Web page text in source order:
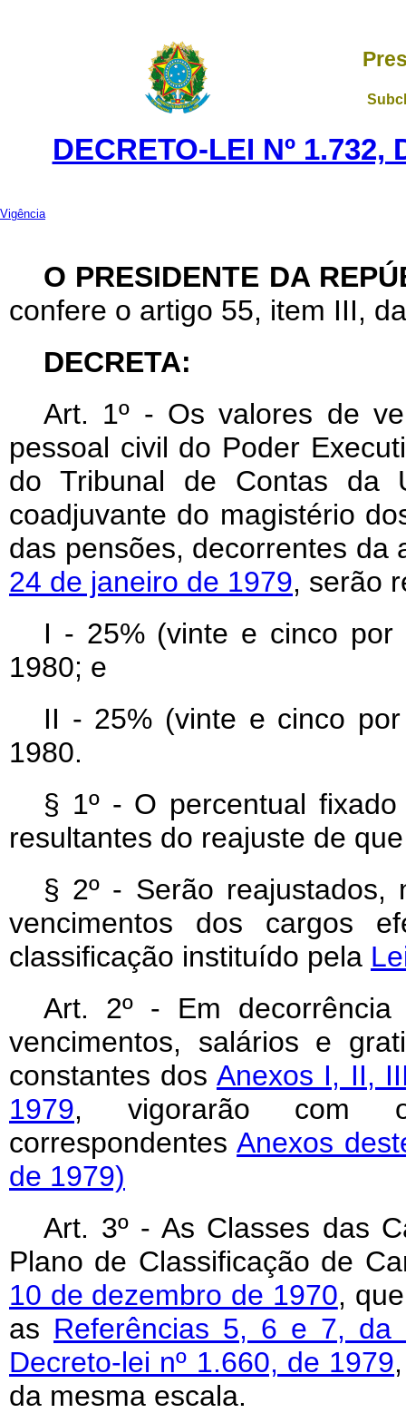
DECRETO-LEI Nº 1.732,
Vigência
O PRESIDENTE DA
confere o artigo 55, item III,
DECRETA:
Art. 1º - Os valores de
pessoal civil do Poder
do Tribunal de Contas da
coadjuvante do magistério
das pensões, decorrentes da
24 de janeiro de 1979, serão
I - 25% (vinte e cinco
1980; e
II - 25% (vinte e cinco
1980.
§ 1º - O percentual
resultantes do reajuste de
§ 2º - Serão reajustados,
vencimentos dos cargos
classificação instituído pela
Art. 2º - Em
vencimentos, salários e
constantes dos Anexos I, II,
1979, vigorarão com
correspondentesAnexos
de 1979)
Art. 3º - As Classes das
Plano de Classificação de
10 de dezembro de 1970,
as Referências 5, 6 e 7,
Decreto-lei nº 1.660, de 1979
da mesma escala.